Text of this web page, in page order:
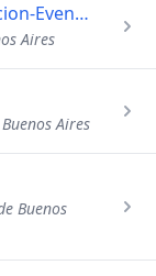
'Cover Disc' - Audio Car Audio-Iluminacion-Eventos en Gral
Aires
Aires
Buenos